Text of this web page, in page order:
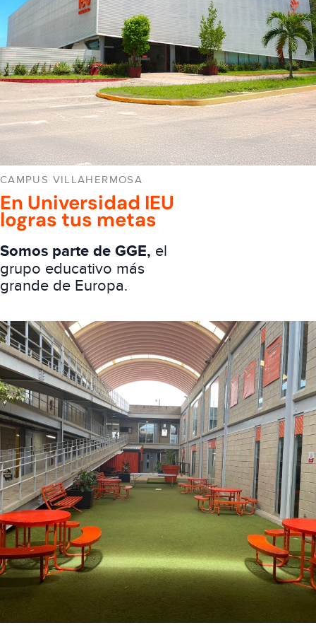
CAMPUS VILLAHERMOSA
En Universidad IEU
logras tus metas
Somos parte de GGE, el
grupo educativo más
grande de Europa.